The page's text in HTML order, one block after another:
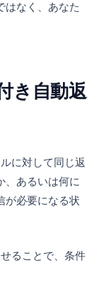
はなく、あなた
き自動返
に対して同じ返
、あるいは何に
が必要になる状
ることで、条件